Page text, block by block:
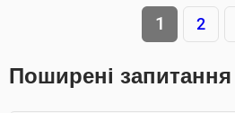
1 2
Поширені запитання